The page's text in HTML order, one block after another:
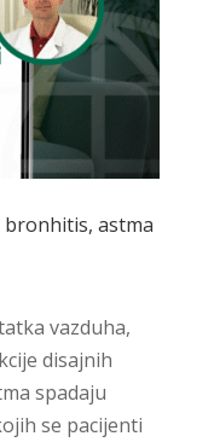
astma
vazduha,
disajnih
spadaju
se pacijenti